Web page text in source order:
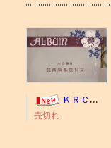
ＫＲＣ ＡＬＢＵＭ（京都競馬場写真帖）
売切れ